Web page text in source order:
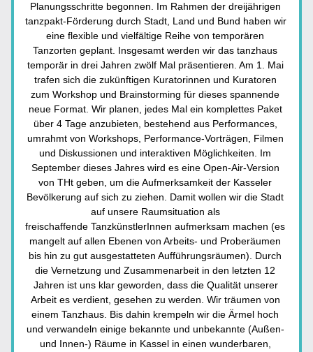
Planungsschritte begonnen. Im Rahmen der dreijährigen
tanzpakt-Förderung durch Stadt, Land und Bund haben wir
eine flexible und vielfältige Reihe von temporären
Tanzorten geplant. Insgesamt werden wir das tanzhaus
temporär in drei Jahren zwölf Mal präsentieren. Am 1. Mai
trafen sich die zukünftigen Kuratorinnen und Kuratoren
zum Workshop und Brainstorming für dieses spannende
neue Format. Wir planen, jedes Mal ein komplettes Paket
über 4 Tage anzubieten, bestehend aus Performances,
umrahmt von Workshops, Performance-Vorträgen, Filmen
und Diskussionen und interaktiven Möglichkeiten. Im
September dieses Jahres wird es eine Open-Air-Version
von THt geben, um die Aufmerksamkeit der Kasseler
Bevölkerung auf sich zu ziehen. Damit wollen wir die Stadt
auf unsere Raumsituation als
freischaffende TanzkünstlerInnen aufmerksam machen (es
mangelt auf allen Ebenen von Arbeits- und Proberäumen
bis hin zu gut ausgestatteten Aufführungsräumen). Durch
die Vernetzung und Zusammenarbeit in den letzten 12
Jahren ist uns klar geworden, dass die Qualität unserer
Arbeit es verdient, gesehen zu werden. Wir träumen von
einem Tanzhaus. Bis dahin krempeln wir die Ärmel hoch
und verwandeln einige bekannte und unbekannte (Außen-
und Innen-) Räume in Kassel in einen wunderbaren,